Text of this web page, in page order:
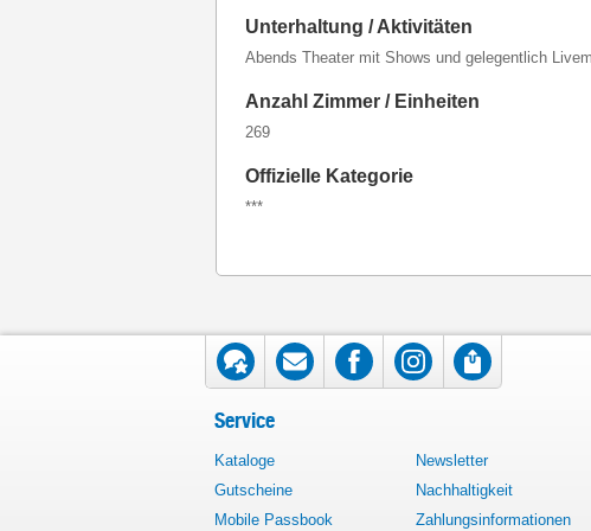
Unterhaltung / Aktivitäten
Abends Theater mit Shows und gelegentlich
Anzahl Zimmer / Einheiten
269
Offizielle Kategorie
***
Service
Kataloge Newsletter
Gutscheine
Nachhaltigkeit
Mobile Passbook
Zahlungsinformationen